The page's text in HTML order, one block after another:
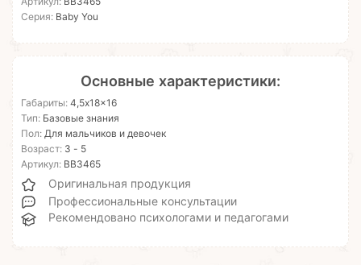
Серия: Baby You
Основные характеристики:
Габариты: 4,5x18x16
Тип: Базовые знания
Пол: Для мальчиков и девочек
Возраст: 3 - 5
Артикул: ВВ3465
Оригинальная продукция
Профессиональные консультации
Рекомендовано психологами и педагогами